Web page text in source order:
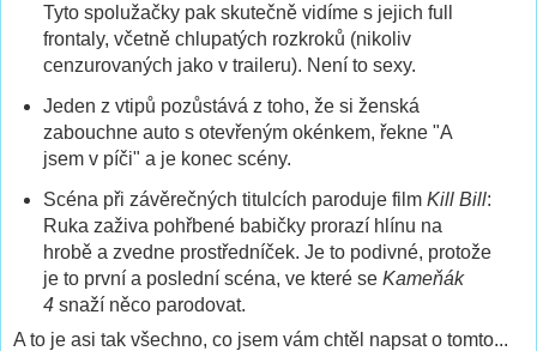
Tyto spolužačky pak skutečně vidíme s jejich full
frontaly, včetně chlupatých rozkroků (nikoliv
cenzurovaných jako v traileru). Není to sexy.
Jeden z vtipů pozůstává z toho, že si ženská
zabouchne auto s otevřeným okénkem, řekne "A
jsem v píči" a je konec scény.
Scéna při závěrečných titulcích paroduje film Kill Bill:
Ruka zaživa pohřbené babičky prorazí hlínu na
hrobě a zvedne prostředníček. Je to podivné, protože
je to první a poslední scéna, ve které se Kameňák
4snaží něco parodovat.
A to je asi tak všechno, co jsem vám chtěl napsat o tomto...